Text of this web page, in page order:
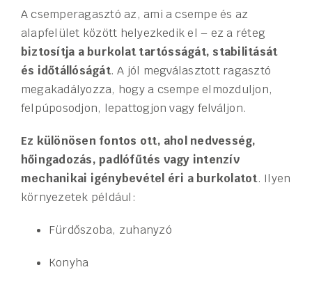
A csemperagasztó az, ami a csempe és az
alapfelület között helyezkedik el – ez a réteg
biztosítja a burkolat tartósságát, stabilitását
és időtállóságát. A jól megválasztott ragasztó
megakadályozza, hogy a csempe elmozduljon,
felpúposodjon, lepattogjon vagy felváljon.
Ez különösen fontos ott, ahol nedvesség,
hőingadozás, padlófűtés vagy intenzív
mechanikai igénybevétel éri a burkolatot. Ilyen
környezetek például:
Fürdőszoba, zuhanyzó
Konyha